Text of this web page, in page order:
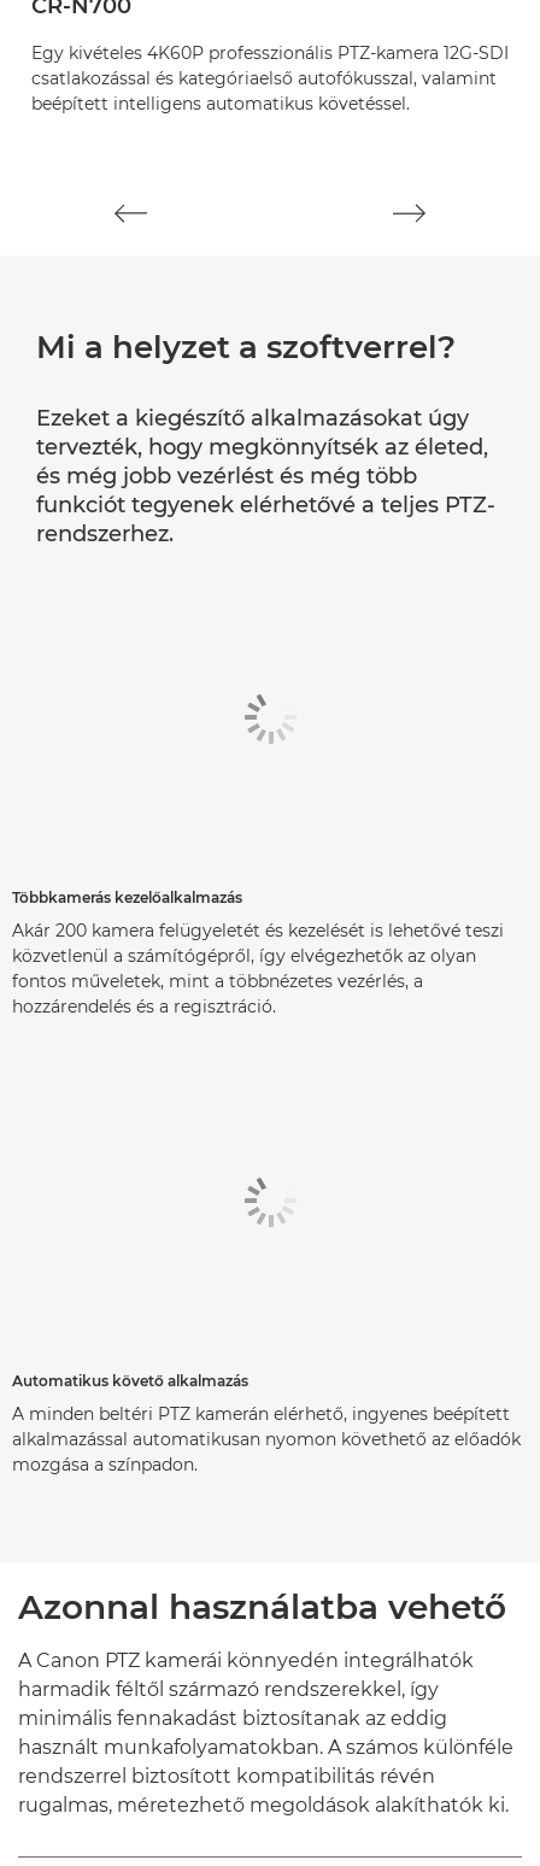
CR-N700
Egy kivételes 4K60P professzionális PTZ-kamera 12G-SDI
csatlakozással és kategóriaelső autofókusszal, valamint
beépített intelligens automatikus követéssel.
Mi a helyzet a szoftverrel?
Ezeket a kiegészítő alkalmazásokat úgy
tervezték, hogy megkönnyítsék az életed,
és még jobb vezérlést és még több
funkciót tegyenek elérhetővé a teljes PTZ-
rendszerhez.
Többkamerás kezelőalkalmazás
Akár 200 kamera felügyeletét és kezelését is lehetővé teszi
közvetlenül a számítógépről, így elvégezhetők az olyan
fontos műveletek, mint a többnézetes vezérlés, a
hozzárendelés és a regisztráció.
Automatikus követő alkalmazás
A minden beltéri PTZ kamerán elérhető, ingyenes beépített
alkalmazással automatikusan nyomon követhető az előadók
mozgása a színpadon.
Azonnal használatba vehető
A Canon PTZ kamerái könnyedén integrálhatók
harmadik féltől származó rendszerekkel, így
minimális fennakadást biztosítanak az eddig
használt munkafolyamatokban. A számos különféle
rendszerrel biztosított kompatibilitás révén
rugalmas, méretezhető megoldások alakíthatók ki.